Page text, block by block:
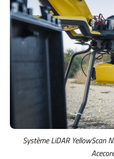
Système LiDAR YellowScan